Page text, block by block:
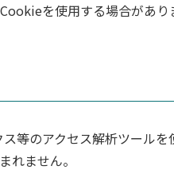
を使用する場合があ
等のアクセス解析ツール
れません。